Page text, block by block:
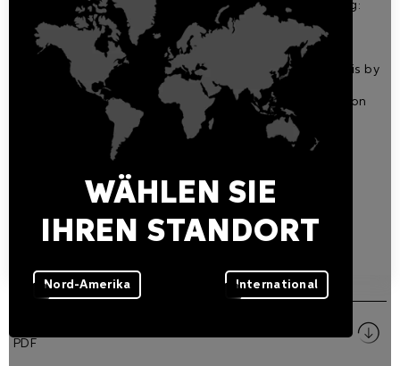
Please add the relevant letter to the code when ordering:
B Black finish RAL 9005
A Anthracite finish RAL 7016
G Grey finish RAL 9006
If an anti-saline treatment is required, please indicate this by
adding the letter 'A' after the finish (e.g. AL8461 B A).
Please refer to the manual for further product information
and installation details.
5-year warranty
HERUNTERLADEN
PDF
WÄHLEN SIE
IHREN STANDORT
Nord-Amerika International